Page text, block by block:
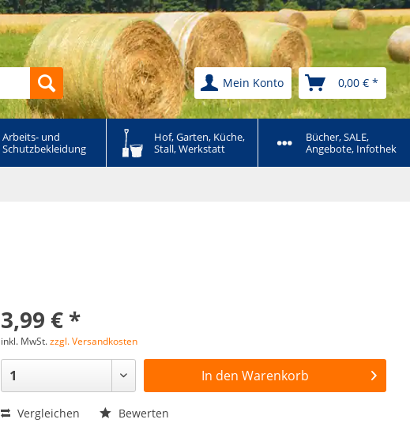
Mein Konto 0,00 € *
Arbeits- und
Schutzbekleidung
Hof, Garten, Küche,
Stall, Werkstatt
Bücher, SALE,
Angebote, Infothek
3,99 € *
inkl. MwSt.zzgl. Versandkosten
In den Warenkorb
Vergleichen Bewerten